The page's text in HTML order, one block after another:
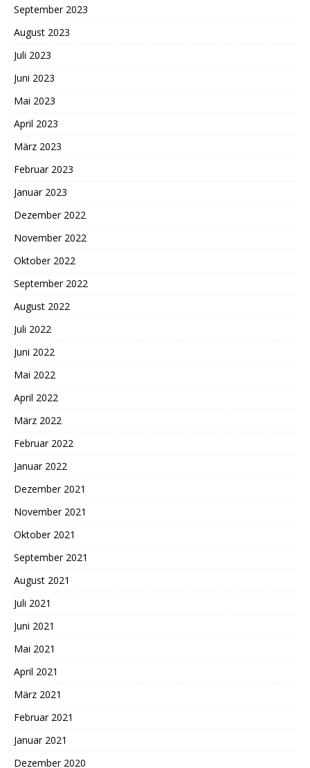
September 2023
August 2023
Juli 2023
Juni 2023
Mai 2023
April 2023
März 2023
Februar 2023
Januar 2023
Dezember 2022
November 2022
Oktober 2022
September 2022
August 2022
Juli 2022
Juni 2022
Mai 2022
April 2022
März 2022
Februar 2022
Januar 2022
Dezember 2021
November 2021
Oktober 2021
September 2021
August 2021
Juli 2021
Juni 2021
Mai 2021
April 2021
März 2021
Februar 2021
Januar 2021
Dezember 2020